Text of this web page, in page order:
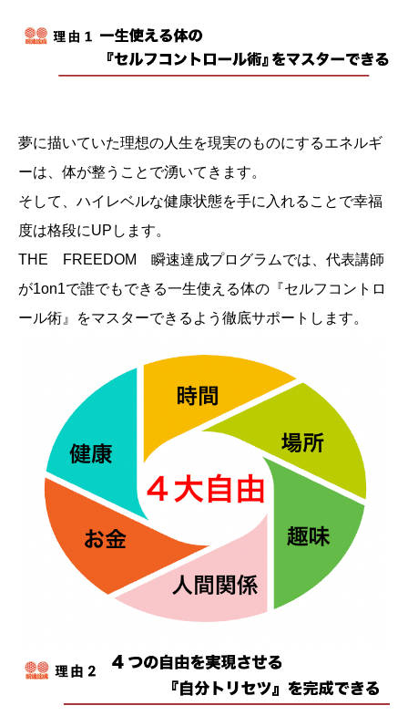
夢に描いていた理想の人生を現実のものにするエネルギ
ーは、体が整うことで湧いてきます。
そして、ハイレベルな健康状態を手に入れることで幸福
度は格段にUPします。
THE FREEDOM 瞬速達成プログラムでは、代表講師
が1on1で誰でもできる一生使える体の『セルフコントロ
ール術』をマスターできるよう徹底サポートします。